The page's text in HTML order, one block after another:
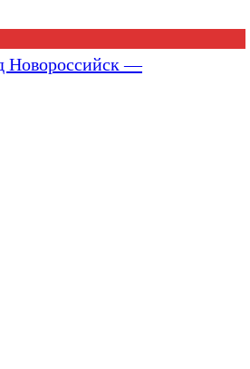
Новороссийск —